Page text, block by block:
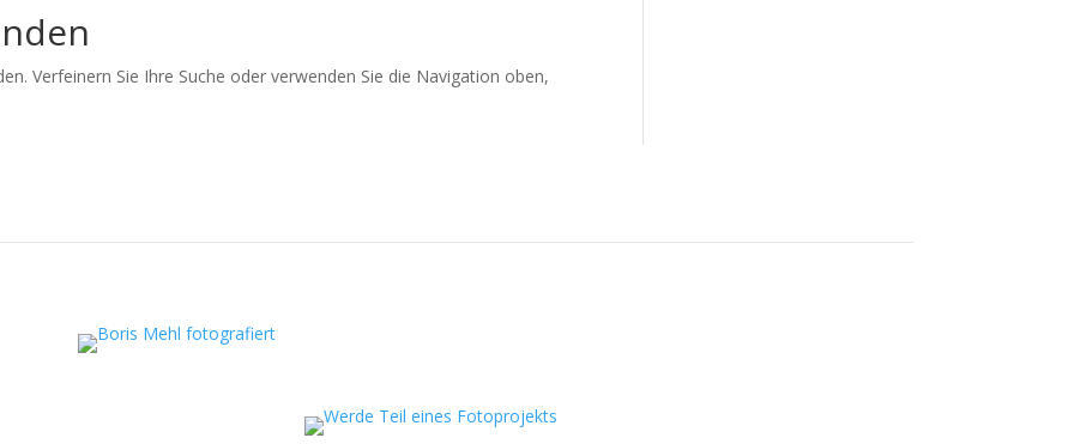
Verfeinern Sie Ihre Suche oder verwenden Sie die Navigation oben,